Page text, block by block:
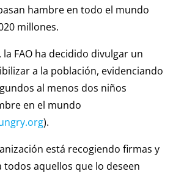
hambre en todo el mundo
millones.
FAO ha decidido divulgar un
a la población, evidenciando
al menos dos niños
en el mundo
).
está recogiendo firmas y
todos aquellos que lo deseen